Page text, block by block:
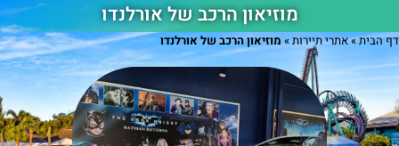
מוזיאון הרכב של אורלנדו
דף הבית»אתרי תיירות»מוזיאון הרכב של אורלנדו